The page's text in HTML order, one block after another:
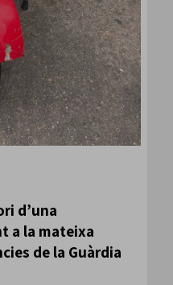
d’una
a la mateixa
de la Guàrdia